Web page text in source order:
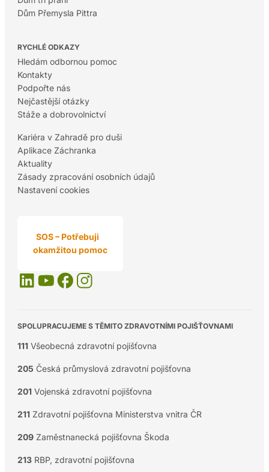
Dům Přemysla Pittra
RYCHLÉ ODKAZY
Hledám odbornou pomoc
Kontakty
Podpořte nás
Nejčastější otázky
Stáže a dobrovolnictví
Kariéra v Zahradě pro duši
Aplikace Záchranka
Aktuality
Zásady zpracování osobních údajů
Nastavení cookies
SOS – Potřebuji
okamžitou pomoc
SPOLUPRACUJEME S TĚMITO ZDRAVOTNÍMI POJIŠŤOVNAMI
111 Všeobecná zdravotní pojišťovna
205 Česká průmyslová zdravotní pojišťovna
201 Vojenská zdravotní pojišťovna
211 Zdravotní pojišťovna Ministerstva vnitra ČR
209Zaměstnanecká pojišťovna Škoda
213RBP, zdravotní pojišťovna